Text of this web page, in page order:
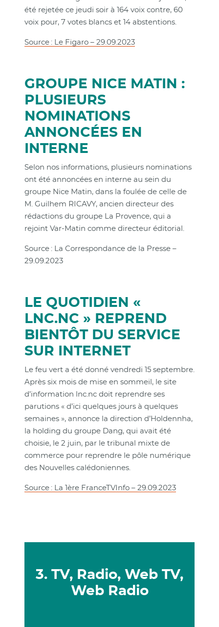
été rejetée ce jeudi soir à 164 voix contre, 60
voix pour, 7 votes blancs et 14 abstentions.
Source : Le Figaro – 29.09.2023
GROUPE NICE MATIN :
PLUSIEURS
NOMINATIONS
ANNONCÉES EN
INTERNE
Selon nos informations, plusieurs nominations
ont été annoncées en interne au sein du
groupe Nice Matin, dans la foulée de celle de
M. Guilhem RICAVY, ancien directeur des
rédactions du groupe La Provence, qui a
rejoint Var-Matin comme directeur éditorial.
Source : La Correspondance de la Presse –
29.09.2023
LE QUOTIDIEN «
LNC.NC » REPREND
BIENTÔT DU SERVICE
SUR INTERNET
Le feu vert a été donné vendredi 15 septembre.
Après six mois de mise en sommeil, le site
d’information lnc.nc doit reprendre ses
parutions « d’ici quelques jours à quelques
semaines », annonce la direction d’Holdennha,
la holding du groupe Dang, qui avait été
choisie, le 2 juin, par le tribunal mixte de
commerce pour reprendre le pôle numérique
des Nouvelles calédoniennes.
Source : La 1ère FranceTVInfo – 29.09.2023
3. TV, Radio, Web TV,
Web Radio